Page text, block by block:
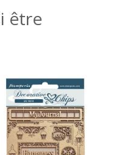
être